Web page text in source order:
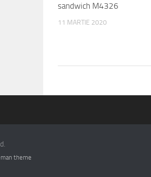
sandwich M4326
11 MARTIE 2020
theme